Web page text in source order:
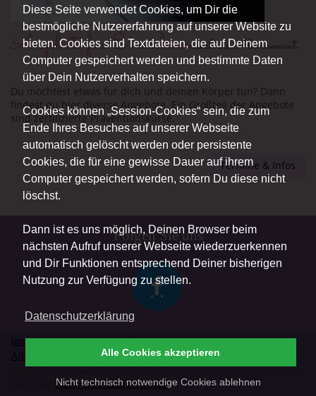
Diese Seite verwendet Cookies, um Dir die
bestmögliche Nutzererfahrung auf unserer Website zu
bieten. Cookies sind Textdateien, die auf Deinem
Computer gespeichert werden und bestimmte Daten
über Dein Nutzerverhalten speichern.
Cookies können „Session-Cookies“ sein, die zum
Ende Ihres Besuches auf unserer Webseite
automatisch gelöscht werden oder persistente
Cookies, die für eine gewisse Dauer auf ihrem
Computer gespeichert werden, sofern Du diese nicht
löschst.
Dann ist es uns möglich, Deinen Browser beim
nächsten Aufruf unserer Webseite wiederzuerkennen
und Dir Funktionen entsprechend Deiner bisherigen
Nutzung zur Verfügung zu stellen.
Datenschutzerklärung
Nicht technisch notwendige Cookies ablehnen
Alle Cookies akzeptieren
Angebote für Erwachseneauch als Abonnement
Du möchtest etwas für dich und deinen Körper tun? Dann
findest du hier diverse Angebote. Ein Großteil der Angebote
sind zertifizierte Präventionskurse.
Termine & Infos
Folgen Sie uns
Impressum|Datenschutz|Erklärung zur Barrierefreiheit|
Allgemeine Geschäftsbedingungen|
Vertrag widerrufen
Kursverwaltungssoftware.